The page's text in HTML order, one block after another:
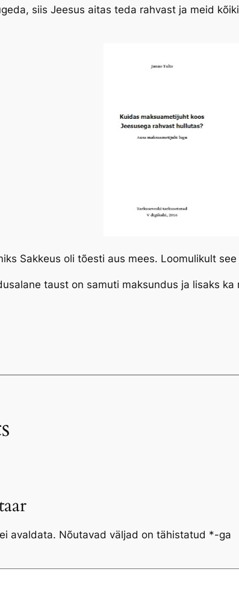
siis Jeesus aitas teda rahvast ja meid
Sakkeus oli tõesti aus mees. Loomulikult
taust on samuti maksundus ja lisaks
avaldata. Nõutavad väljad on tähistatud *-ga